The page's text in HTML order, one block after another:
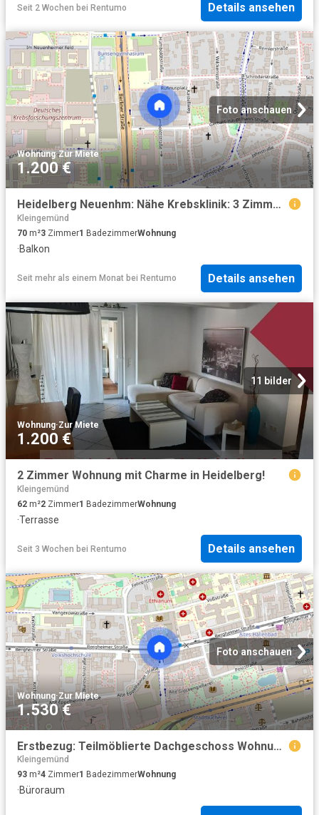
Seit 2 Wochen bei Rentumo Details ansehen
Foto anschauen
Wohnung·Zur Miete
1.200 €
Heidelberg Neuenhm: Nähe Krebsklinik: 3 Zimmer, voll möbliert, 3 Balkone, 300 m Uni u. Neckar, 1.OG
Kleingemünd
70 m²3 Zimmer1 BadezimmerWohnung
·Balkon
Seit mehr als einem Monat bei Rentumo Details ansehen
11 bilder
Wohnung·Zur Miete
1.200 €
2 Zimmer Wohnung mit Charme in Heidelberg!
Kleingemünd
62 m²2 Zimmer1 BadezimmerWohnung
·Terrasse
Seit 3 Wochen bei Rentumo Details ansehen
Foto anschauen
Wohnung·Zur Miete
1.530 €
Erstbezug: Teilmöblierte Dachgeschoss Wohnung in Heidelberger Gründerzeitvilla
Kleingemünd
93 m²4 Zimmer1 BadezimmerWohnung
·Büroraum